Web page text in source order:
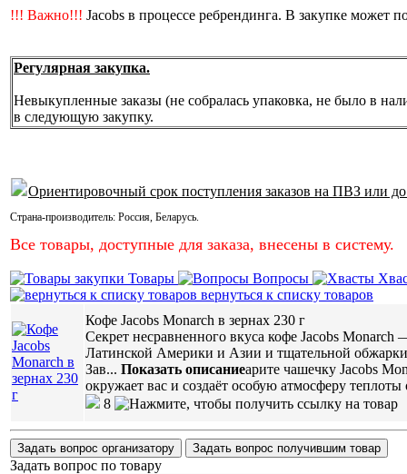
!!! Важно!!! Jacobs в процессе ребрендинга. В закупке может
Регулярная закупка.
Невыкупленные заказы (не собралась упаковка, не было в
в следующую закупку.
Ориентировочный срок поступления заказов на ПВЗ или
Страна-производитель: Россия, Беларусь.
Все товары, доступные для заказа, внесены в систему.
Товары Вопросы
вернуться к списку товаров
Кофе Jacobs Monarch в зернах 230 г
Секрет несравненного вкуса кофе Jacobs
Латинской Америки и Азии и тщательной
Зав... Показать описаниеарите чашечку Jacobs
окружает вас и создаёт особую атмосферу
8
Задать вопрос организатору Задать вопрос получившим товар
Задать вопрос по товару